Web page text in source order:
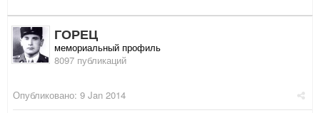
ГОРЕЦ
мемориальный профиль
8097 публикаций
Опубликовано: 9 Jan 2014